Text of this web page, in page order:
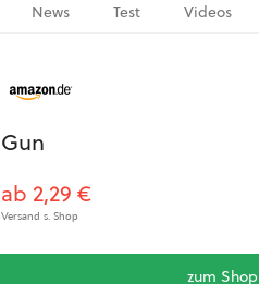
News Test Videos
Gun
ab 2,29 €
Versand s. Shop
zum Shop